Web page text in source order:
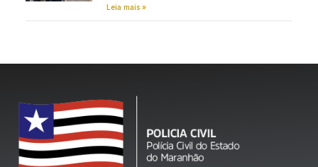
Leia mais »